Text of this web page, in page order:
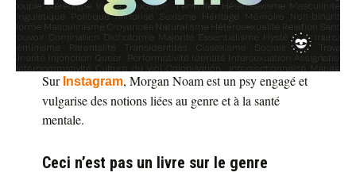
Sur Instagram, Morgan Noam est un psy engagé et
vulgarise des notions liées au genre et à la santé
mentale.
Ceci n’est pas un livre sur le genre